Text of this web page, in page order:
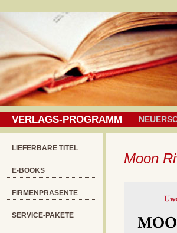
VERLAGS-PROGRAMM
LIEFERBARE TITEL
E-BOOKS
FIRMENPRÄSENTE
SERVICE-PAKETE
Moon